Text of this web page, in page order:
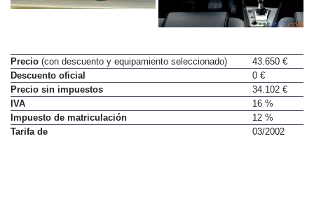
Precio (con descuento y equipamiento seleccionado)
43.650 €
Descuento oficial
0 €
Precio sin impuestos
34.102 €
IVA
16 %
Impuesto de matriculación
12 %
Tarifa de
03/2002